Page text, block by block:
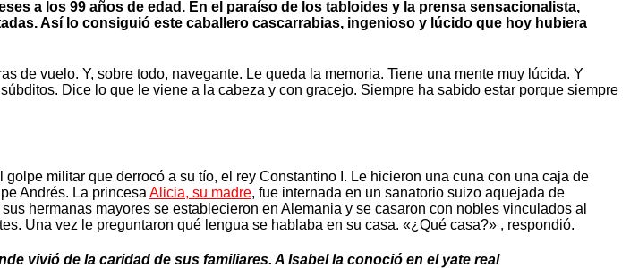
a los 99 años de edad. En el paraíso de los tabloides y la prensa sensacionalista,
Así lo consiguió este caballero cascarrabias, ingenioso y lúcido que hoy hubiera
de vuelo. Y, sobre todo, navegante. Le queda la memoria. Tiene una mente muy lúcida. Y
Dice lo que le viene a la cabeza y con gracejo. Siempre ha sabido estar porque siempre
militar que derrocó a su tío, el rey Constantino I. Le hicieron una cuna con una caja de
Andrés. La princesa Alicia, su madre, fue internada en un sanatorio suizo aquejada de
hermanas mayores se establecieron en Alemania y se casaron con nobles vinculados al
Una vez le preguntaron qué lengua se hablaba en su casa. «¿Qué casa?» , respondió.
vivió de la caridad de sus familiares. A Isabel la conoció en el yate real